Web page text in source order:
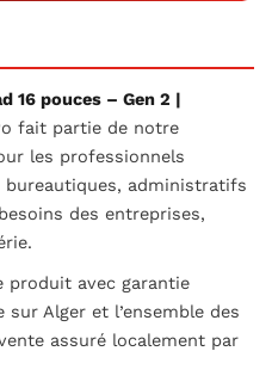
16 pouces – Gen 2 |
fait partie de notre
les professionnels
bureautiques, administratifs
des entreprises,
produit avec garantie
Alger et l’ensemble des
assuré localement par